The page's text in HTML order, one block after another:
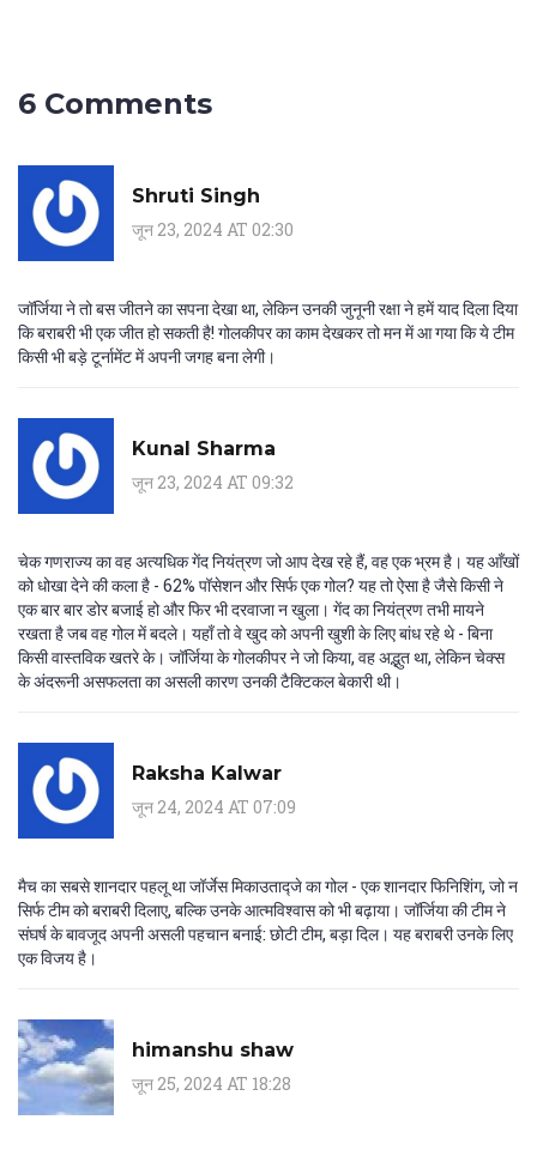
6 Comments
Shruti Singh
जून 23, 2024 AT 02:30
जॉर्जिया ने तो बस जीतने का सपना देखा था, लेकिन उनकी जुनूनी रक्षा ने हमें याद दिला दिया
कि बराबरी भी एक जीत हो सकती है! गोलकीपर का काम देखकर तो मन में आ गया कि ये टीम
किसी भी बड़े टूर्नामेंट में अपनी जगह बना लेगी।
Kunal Sharma
जून 23, 2024 AT 09:32
चेक गणराज्य का वह अत्यधिक गेंद नियंत्रण जो आप देख रहे हैं, वह एक भ्रम है। यह आँखों
को धोखा देने की कला है - 62% पॉसेशन और सिर्फ एक गोल? यह तो ऐसा है जैसे किसी ने
एक बार बार डोर बजाई हो और फिर भी दरवाजा न खुला। गेंद का नियंत्रण तभी मायने
रखता है जब वह गोल में बदले। यहाँ तो वे खुद को अपनी खुशी के लिए बांध रहे थे - बिना
किसी वास्तविक खतरे के। जॉर्जिया के गोलकीपर ने जो किया, वह अद्भुत था, लेकिन चेक्स
के अंदरूनी असफलता का असली कारण उनकी टैक्टिकल बेकारी थी।
Raksha Kalwar
जून 24, 2024 AT 07:09
मैच का सबसे शानदार पहलू था जॉर्जेस मिकाउताद्जे का गोल - एक शानदार फिनिशिंग, जो न
सिर्फ टीम को बराबरी दिलाए, बल्कि उनके आत्मविश्वास को भी बढ़ाया। जॉर्जिया की टीम ने
संघर्ष के बावजूद अपनी असली पहचान बनाई: छोटी टीम, बड़ा दिल। यह बराबरी उनके लिए
एक विजय है।
himanshu shaw
जून 25, 2024 AT 18:28